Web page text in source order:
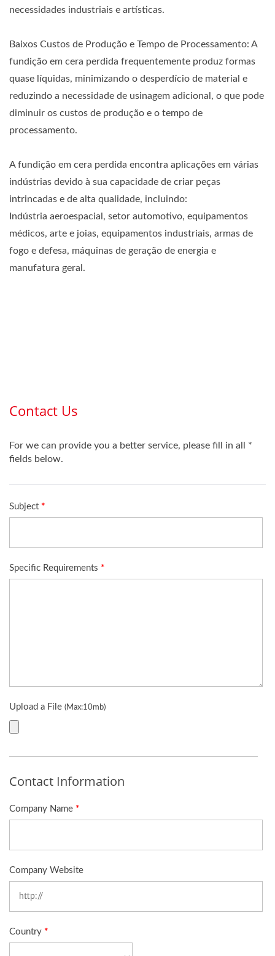
necessidades industriais e artísticas.
Baixos Custos de Produção e Tempo de Processamento: A
fundição em cera perdida frequentemente produz formas
quase líquidas, minimizando o desperdício de material e
reduzindo a necessidade de usinagem adicional, o que pode
diminuir os custos de produção e o tempo de
processamento.
A fundição em cera perdida encontra aplicações em várias
indústrias devido à sua capacidade de criar peças
intrincadas e de alta qualidade, incluindo:
Indústria aeroespacial, setor automotivo, equipamentos
médicos, arte e joias, equipamentos industriais, armas de
fogo e defesa, máquinas de geração de energia e
manufatura geral.